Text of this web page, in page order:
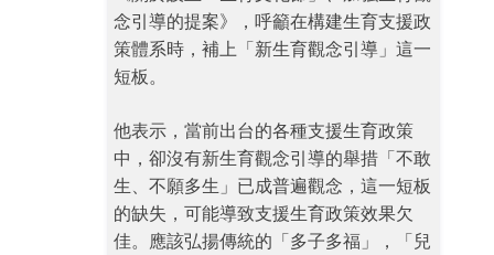
念引導的提案》，呼籲在構建生育支援政
策體系時，補上「新生育觀念引導」這一
短板。
他表示，當前出台的各種支援生育政策
中，卻沒有新生育觀念引導的舉措「不敢
生、不願多生」已成普遍觀念，這一短板
的缺失，可能導致支援生育政策效果欠
佳。應該弘揚傳統的「多子多福」，「兒